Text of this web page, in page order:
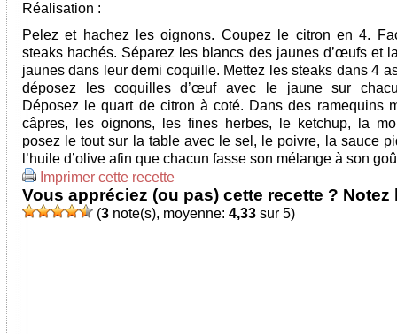
Réalisation :
Pelez et hachez les oignons. Coupez le citron en 4.
steaks hachés. Séparez les blancs des jaunes d’œufs et
jaunes dans leur demi coquille. Mettez les steaks dans 4
déposez les coquilles d’œuf avec le jaune sur
Déposez le quart de citron à coté. Dans des ramequins
câpres, les oignons, les fines herbes, le ketchup, la
posez le tout sur la table avec le sel, le poivre, la sauce
l’huile d’olive afin que chacun fasse son mélange à son
Imprimer cette recette
Vous appréciez (ou pas) cette recette ? Notez
(3 note(s), moyenne: 4,33 sur 5)